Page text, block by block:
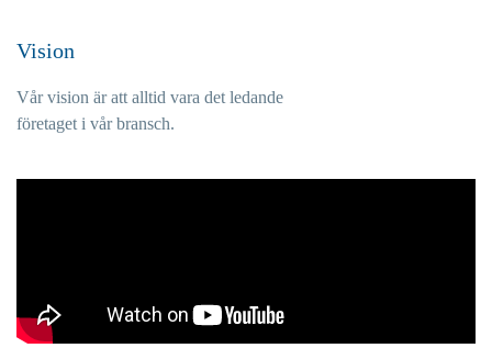
Vision
Vår vision är att alltid vara det ledande
företaget i vår bransch.